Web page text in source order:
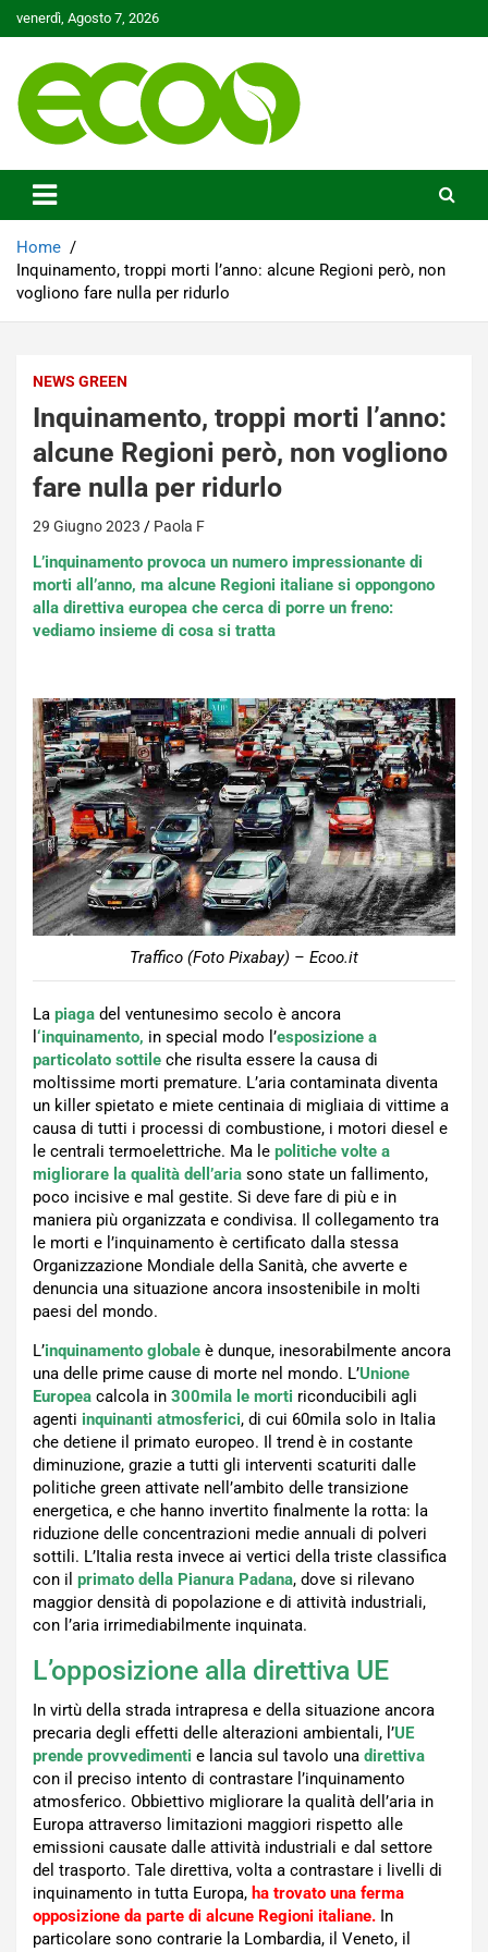
to
venerdì, Agosto 7, 2026
Ecoo.it
Home
Inquinamento, troppi morti l’anno: alcune Regioni però, non
vogliono fare nulla per ridurlo
NEWS GREEN
Inquinamento, troppi morti l’anno:
alcune Regioni però, non vogliono
fare nulla per ridurlo
29 Giugno 2023 Paola F
L’inquinamento provoca un numero impressionante di
morti all’anno, ma alcune Regioni italiane si oppongono
alla direttiva europea che cerca di porre un freno:
vediamo insieme di cosa si tratta
Traffico (Foto Pixabay) – Ecoo.it
La piaga del ventunesimo secolo è ancora
‘inquinamento, in special modo l’esposizione a
particolato sottile che risulta essere la causa di
moltissime morti premature. L’aria contaminata diventa
un killer spietato e miete centinaia di migliaia di vittime a
causa di tutti i processi di combustione, i motori diesel e
le centrali termoelettriche. Ma le politiche volte a
migliorare la qualità dell’aria sono state un fallimento,
poco incisive e mal gestite. Si deve fare di più e in
maniera più organizzata e condivisa. Il collegamento tra
le morti e l’inquinamento è certificato dalla stessa
Organizzazione Mondiale della Sanità, che avverte e
denuncia una situazione ancora insostenibile in molti
paesi del mondo.
L’inquinamento globale è dunque, inesorabilmente ancora
una delle prime cause di morte nel mondo. L’Unione
Europea calcola in 300mila le morti riconducibili agli
agenti inquinanti atmosferici, di cui 60mila solo in Italia
che detiene il primato europeo. Il trend è in costante
diminuzione, grazie a tutti gli interventi scaturiti dalle
politiche green attivate nell’ambito delle transizione
energetica, e che hanno invertito finalmente la rotta: la
riduzione delle concentrazioni medie annuali di polveri
sottili. L’Italia resta invece ai vertici della triste classifica
con il primato della Pianura Padana, dove si rilevano
maggior densità di popolazione e di attività industriali,
con l’aria irrimediabilmente inquinata.
L’opposizione alla direttiva UE
In virtù della strada intrapresa e della situazione ancora
precaria degli effetti delle alterazioni ambientali, l’UE
prende provvedimenti e lancia sul tavolo una direttiva
con il preciso intento di contrastare l’inquinamento
atmosferico. Obbiettivo migliorare la qualità dell’aria in
Europa attraverso limitazioni maggiori rispetto alle
emissioni causate dalle attività industriali e dal settore
del trasporto. Tale direttiva, volta a contrastare i livelli di
inquinamento in tutta Europa, ha trovato una ferma
opposizione da parte di alcune Regioni italiane. In
particolare sono contrarie la Lombardia, il Veneto, il